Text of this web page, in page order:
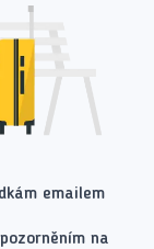
emailem
na